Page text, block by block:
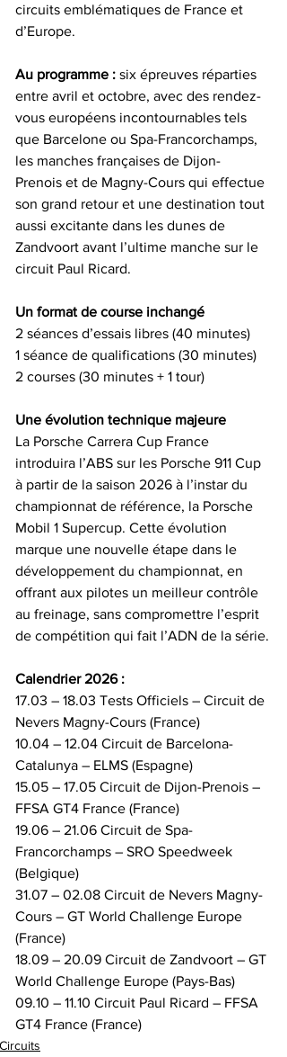
circuits emblématiques de France et
d’Europe.
Au programme : six épreuves réparties
entre avril et octobre, avec des rendez-
vous européens incontournables tels
que Barcelone ou Spa-Francorchamps,
les manches françaises de Dijon-
Prenois et de Magny-Cours qui effectue
son grand retour et une destination tout
aussi excitante dans les dunes de
Zandvoort avant l’ultime manche sur le
circuit Paul Ricard.
Un format de course inchangé
2 séances d’essais libres (40 minutes)
1 séance de qualifications (30 minutes)
2 courses (30 minutes + 1 tour)
Une évolution technique majeure
La Porsche Carrera Cup France
introduira l’ABS sur les Porsche 911 Cup
à partir de la saison 2026 à l’instar du
championnat de référence, la Porsche
Mobil 1 Supercup. Cette évolution
marque une nouvelle étape dans le
développement du championnat, en
offrant aux pilotes un meilleur contrôle
au freinage, sans compromettre l’esprit
de compétition qui fait l’ADN de la série.
Calendrier 2026 :
17.03 – 18.03 Tests Officiels – Circuit de
Nevers Magny-Cours (France)
10.04 – 12.04 Circuit de Barcelona-
Catalunya – ELMS (Espagne)
15.05 – 17.05 Circuit de Dijon-Prenois –
FFSA GT4 France (France)
19.06 – 21.06 Circuit de Spa-
Francorchamps – SRO Speedweek
(Belgique)
31.07 – 02.08 Circuit de Nevers Magny-
Cours – GT World Challenge Europe
(France)
18.09 – 20.09 Circuit de Zandvoort – GT
World Challenge Europe (Pays-Bas)
09.10 – 11.10 Circuit Paul Ricard – FFSA
GT4 France (France)
Circuits